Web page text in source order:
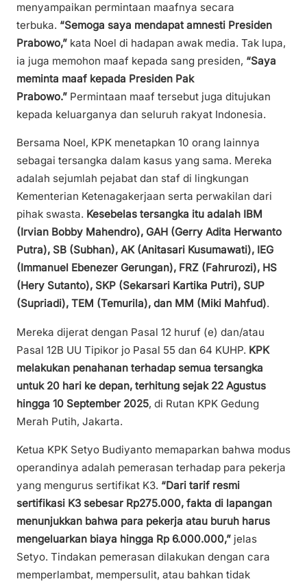
menyampaikan permintaan maafnya secara
terbuka. “Semoga saya mendapat amnesti Presiden
Prabowo,” kata Noel di hadapan awak media. Tak lupa,
ia juga memohon maaf kepada sang presiden, “Saya
meminta maaf kepada Presiden Pak
Prabowo.” Permintaan maaf tersebut juga ditujukan
kepada keluarganya dan seluruh rakyat Indonesia.
Bersama Noel, KPK menetapkan 10 orang lainnya
sebagai tersangka dalam kasus yang sama. Mereka
adalah sejumlah pejabat dan staf di lingkungan
Kementerian Ketenagakerjaan serta perwakilan dari
pihak swasta. Kesebelas tersangka itu adalah IBM
(Irvian Bobby Mahendro), GAH (Gerry Adita Herwanto
Putra), SB (Subhan), AK (Anitasari Kusumawati), IEG
(Immanuel Ebenezer Gerungan), FRZ (Fahrurozi), HS
(Hery Sutanto), SKP (Sekarsari Kartika Putri), SUP
(Supriadi), TEM (Temurila), dan MM (Miki Mahfud).
Mereka dijerat dengan Pasal 12 huruf (e) dan/atau
Pasal 12B UU Tipikor jo Pasal 55 dan 64 KUHP. KPK
melakukan penahanan terhadap semua tersangka
untuk 20 hari ke depan, terhitung sejak 22 Agustus
hingga 10 September 2025, di Rutan KPK Gedung
Merah Putih, Jakarta.
Ketua KPK Setyo Budiyanto memaparkan bahwa modus
operandinya adalah pemerasan terhadap para pekerja
yang mengurus sertifikat K3. “Dari tarif resmi
sertifikasi K3 sebesar Rp275.000, fakta di lapangan
menunjukkan bahwa para pekerja atau buruh harus
mengeluarkan biaya hingga Rp 6.000.000,” jelas
Setyo. Tindakan pemerasan dilakukan dengan cara
memperlambat, mempersulit, atau bahkan tidak